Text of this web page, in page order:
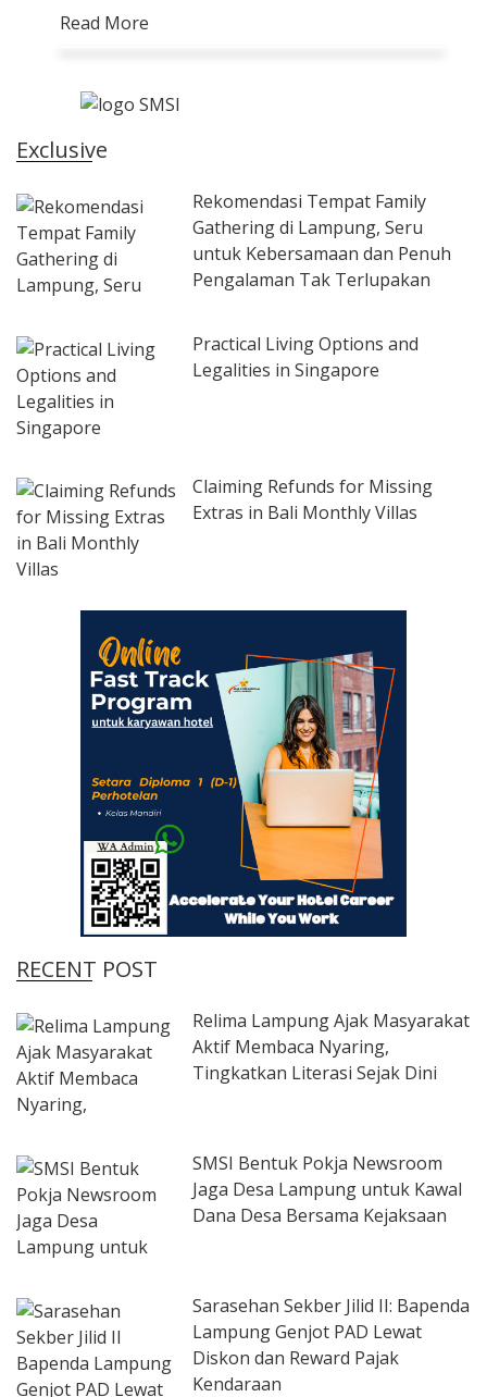
Read More
Exclusive
Rekomendasi Tempat Family
Gathering di Lampung, Seru
untuk Kebersamaan dan Penuh
Pengalaman Tak Terlupakan
Practical Living Options and
Legalities in Singapore
Claiming Refunds for Missing
Extras in Bali Monthly Villas
RECENT POST
Relima Lampung Ajak Masyarakat
Aktif Membaca Nyaring,
Tingkatkan Literasi Sejak Dini
SMSI Bentuk Pokja Newsroom
Jaga Desa Lampung untuk Kawal
Dana Desa Bersama Kejaksaan
Sarasehan Sekber Jilid II: Bapenda
Lampung Genjot PAD Lewat
Diskon dan Reward Pajak
Kendaraan